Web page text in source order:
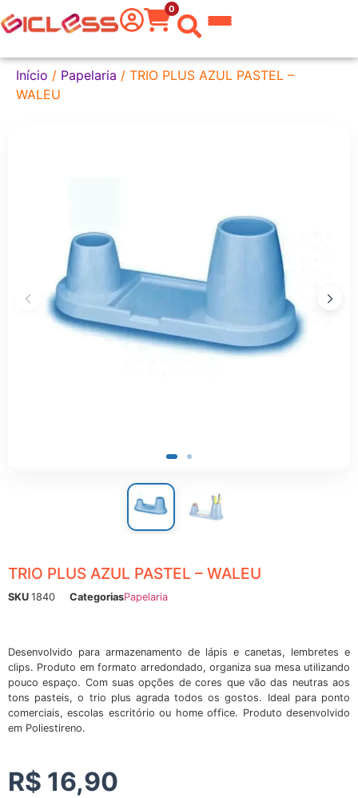
0
do Mundo
Início / Papelaria / TRIO PLUS AZUL PASTEL –
WALEU
TRIO PLUS AZUL PASTEL – WALEU
SKU 1840 CategoriasPapelaria
Desenvolvido para armazenamento de lápis e canetas, lembretes e
clips. Produto em formato arredondado, organiza sua mesa utilizando
pouco espaço. Com suas opções de cores que vão das neutras aos
tons pasteis, o trio plus agrada todos os gostos. Ideal para ponto
comerciais, escolas escritório ou home office. Produto desenvolvido
em Poliestireno.
R$ 16,90